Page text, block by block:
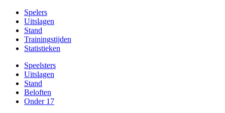
Spelers
Uitslagen
Stand
Trainingstijden
Statistieken
Speelsters
Uitslagen
Stand
Beloften
Onder 17